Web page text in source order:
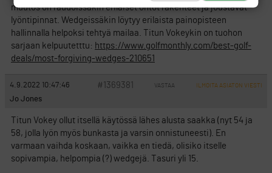
muutos on raudoissakin erilaiset ontot rakenteet ja joustavat
lyöntipinnat. Wedgeissäkin löytyy erilaista painopisteen
hallinnalla helpoksi tehtyä mailaa. Titun Vokeykin on tuohon
sarjaan kelpuutetttu: https://www.golfmonthly.com/best-golf-
deals/most-forgiving-wedges-210651
4.9.2022 10:47:46 #1369381 VASTAA ILMOITA ASIATON VIESTI
Jo Jones
Titun Vokey ollut itsellä käytössä lähes alusta saakka (nyt 54 ja
58, jolla lyön myös bunkasta ja varsin onnistuneesti). En
varmaan vaihda koskaan, vaikka en tiedä, olisiko itselle
sopivampia, helpompia (?) wedgejä. Tasuri yli 15.